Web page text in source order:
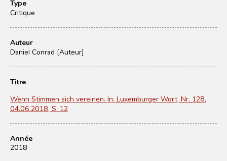
Type
Critique
Auteur
Daniel Conrad [Auteur]
Titre
Wenn Stimmen sich vereinen. In: Luxemburger Wort, Nr. 128,
04.06.2018, S. 12
Année
2018